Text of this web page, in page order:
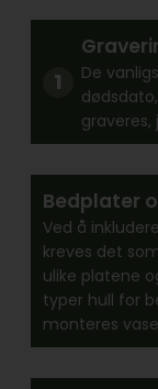
De
Bedplater
Ved å
kreves det
ulike platene
typer hull for
monteres